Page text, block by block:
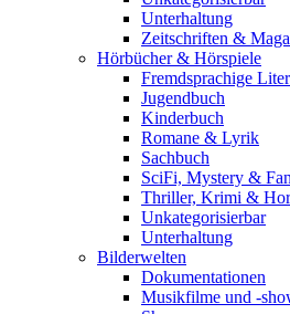
Unterhaltung
Zeitschriften &
Hörbücher & Hörspiele
Fremdsprachige
Jugendbuch
Kinderbuch
Romane & Lyrik
Sachbuch
SciFi, Mystery &
Thriller, Krimi &
Unkategorisierbar
Unterhaltung
Bilderwelten
Dokumentationen
Musikfilme und -